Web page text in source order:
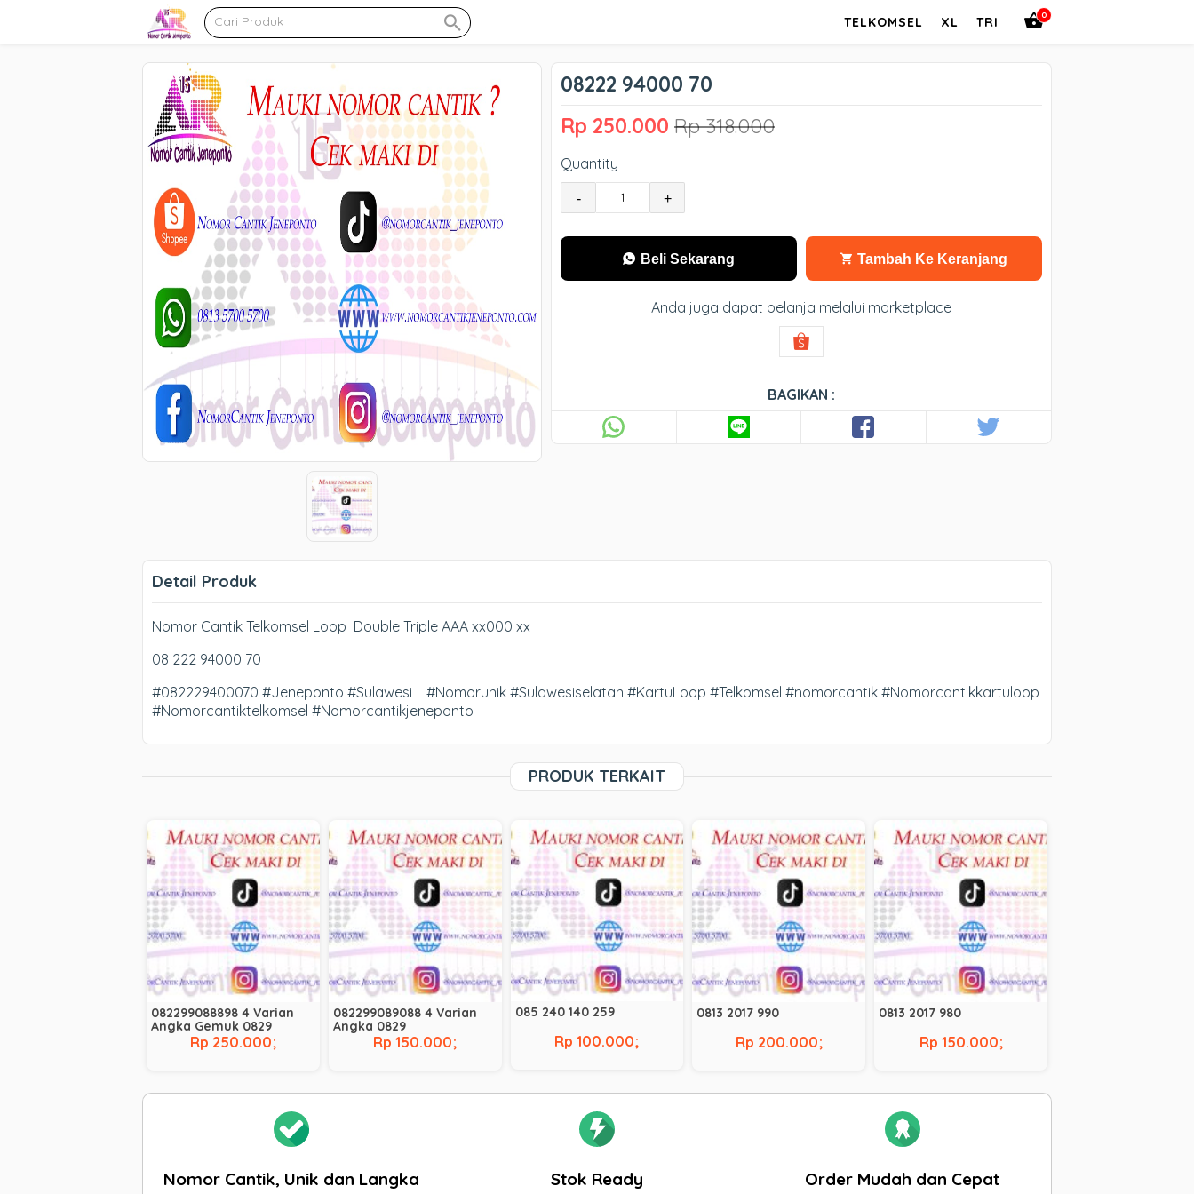
0
TELKOMSEL XL TRI
08222 94000 70
Rp 250.000 Rp 318.000
Quantity
- +
Beli Sekarang Tambah Ke Keranjang
Anda juga dapat belanja melalui marketplace
BAGIKAN :
Detail Produk
Nomor Cantik Telkomsel Loop Double Triple AAA xx000 xx
08 222 94000 70
#082229400070 #Jeneponto #Sulawesi #Nomorunik #Sulawesiselatan #KartuLoop #Telkomsel #nomorcantik #Nomorcantikkartuloop
#Nomorcantiktelkomsel #Nomorcantikjeneponto
PRODUK TERKAIT
082299088898 4 Varian
Angka Gemuk 0829
Rp 250.000;
082299089088 4 Varian
Angka 0829
Rp 150.000;
085 240 140 259
Rp 100.000;
0813 2017 990
Rp 200.000;
0813 2017 980
Rp 150.000;
Nomor Cantik, Unik dan Langka Stok Ready Order Mudah dan Cepat